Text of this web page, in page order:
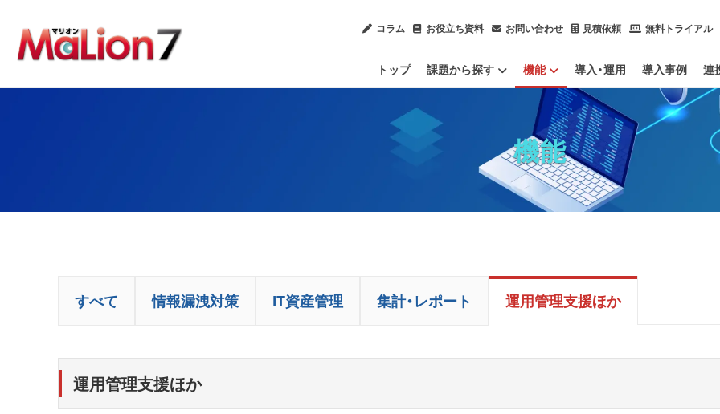
コラム お役立ち資料 お問い合わせ 見積依頼 無料トライアル
トップ 課題から探す
業務用端
内部不正による情報漏洩を防止したい Mac端末
ChatGPTのセキュリティ対策をしたい 社内のデ
ソフトウェアのライセンスを管理したい OSアップ
IT資産管理ツールをクラウド化したい Pマーク
社内ヘルプデスク業務を効率化したい PCログを
残業（長
機能
情報漏洩対策
IT資産管理
集計・レポート
運用管理支援ほか
導入・運用 導入事例 連
機能
すべて 情報漏洩対策 IT資産管理 集計・レポート 運用管理支援ほか
運用管理支援ほか